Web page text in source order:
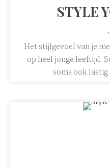
STYLE
Het stijlgevoel van je
op heel jonge leeftijd.
soms ook